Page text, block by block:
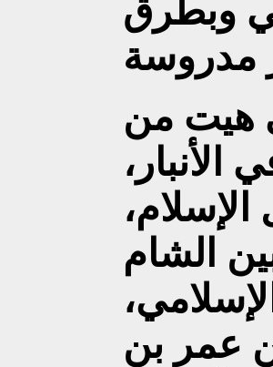
وبطرق
هيت من
الأنبار،
الشام
عمر بن